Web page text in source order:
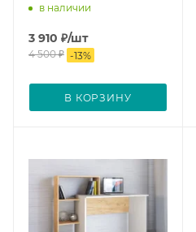
в наличии
3 910 ₽/шт
4 500₽ -13%
В КОРЗИНУ